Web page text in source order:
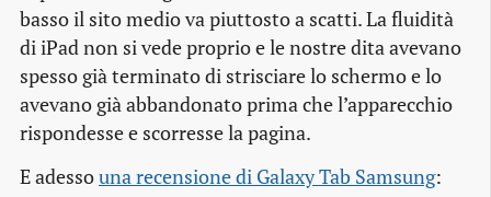
basso il sito medio va piuttosto a scatti. La fluidità
di iPad non si vede proprio e le nostre dita avevano
spesso già terminato di strisciare lo schermo e lo
avevano già abbandonato prima che l’apparecchio
rispondesse e scorresse la pagina.
E adessouna recensione di Galaxy Tab Samsung: